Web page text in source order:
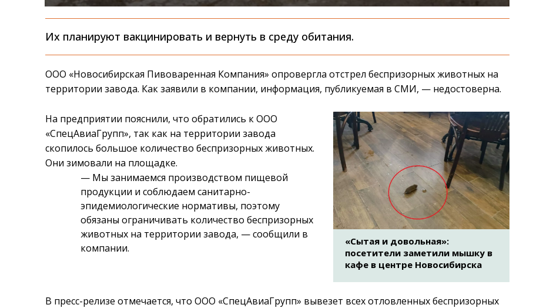
Их планируют вакцинировать и вернуть в среду обитания.
ООО «Новосибирская Пивоваренная Компания» опровергла отстрел беспризорных животных на
территории завода. Как заявили в компании, информация, публикуемая в СМИ, — недостоверна.
«Сытая и довольная»:
посетители заметили мышку в
кафе в центре Новосибирска
На предприятии пояснили, что обратились к ООО
«СпецАвиаГрупп», так как на территории завода
скопилось большое количество беспризорных животных.
Они зимовали на площадке.
— Мы занимаемся производством пищевой
продукции и соблюдаем санитарно-
эпидемиологические нормативы, поэтому
обязаны ограничивать количество беспризорных
животных на территории завода, — сообщили в
компании.
В пресс-релизе отмечается, что ООО «СпецАвиаГрупп» вывезет всех отловленных беспризорных